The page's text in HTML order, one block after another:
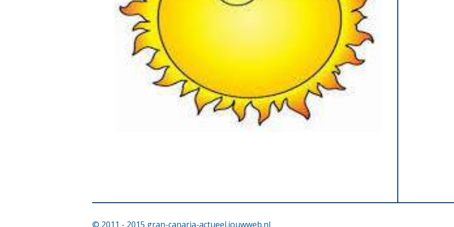
© 2011 - 2015 gran-canaria-actueel.jouwweb.nl